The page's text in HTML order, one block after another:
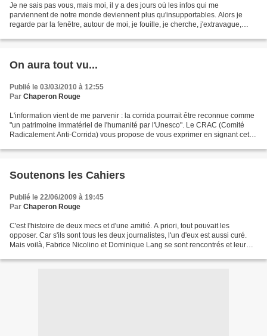
Je ne sais pas vous, mais moi, il y a des jours où les infos qui me
parviennent de notre monde deviennent plus qu'insupportables. Alors je
regarde par la fenêtre, autour de moi, je fouille, je cherche, j'extravague,
On aura tout vu...
Publié le 03/03/2010 à 12:55
Par Chaperon Rouge
L'information vient de me parvenir : la corrida pourrait être reconnue comme
"un patrimoine immatériel de l'humanité par l'Unesco". Le CRAC (Comité
Radicalement Anti-Corrida) vous propose de vous exprimer en signant cette
Soutenons les Cahiers
Publié le 22/06/2009 à 19:45
Par Chaperon Rouge
C'est l'histoire de deux mecs et d'une amitié. A priori, tout pouvait les
opposer. Car s'ils sont tous les deux journalistes, l'un d'eux est aussi curé.
Mais voilà, Fabrice Nicolino et Dominique Lang se sont rencontrés et leur